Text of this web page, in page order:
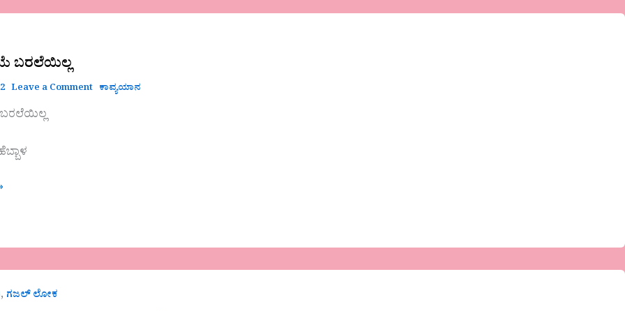
ಬರಲೆಯಿಲ್ಲ
Leave a Comment ಕಾವ್ಯಯಾನ
, ಗಜಲ್ ಲೋಕ